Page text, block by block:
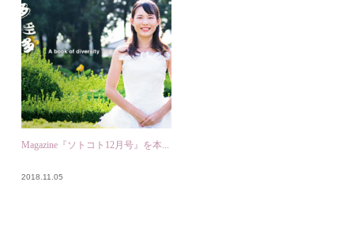
Magazine『ソトコト12月号』を本...
2018.11.05